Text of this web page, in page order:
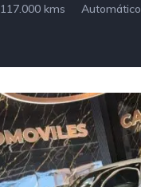
117.000 kms Automático